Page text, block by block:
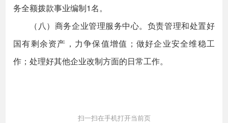
务全额拨款事业编制1名。
（八）商务企业管理服务中心。负责管理和处置好
国有剩余资产，力争保值增值；做好企业安全维稳工
作；处理好其他企业改制方面的日常工作。
扫一扫在手机打开当前页